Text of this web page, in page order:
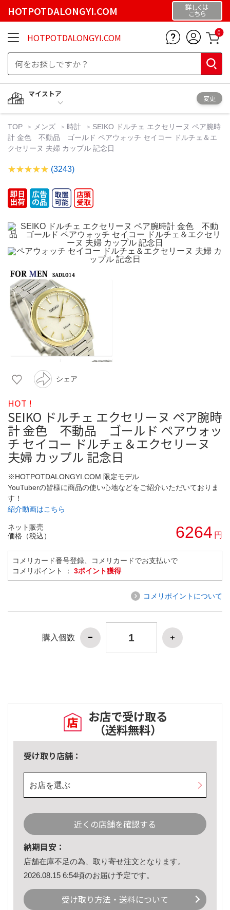
HOTPOTDALONGYI.COM 詳しくは
こちら
HOTPOTDALONGYI.COM 0
マイストア
変更
TOP メンズ 時計
SEIKO ドルチェ エクセリーヌ ペア腕時
計 金色 不動品 ゴールド ペアウォッチ セイコー ドルチェ＆エ
クセリーヌ 夫婦 カップル 記念日
(3243)
シェア
HOT !
SEIKO ドルチェ エクセリーヌ ペア腕時
計 金色 不動品 ゴールド ペアウォッ
チ セイコー ドルチェ＆エクセリーヌ
夫婦 カップル 記念日
※HOTPOTDALONGYI.COM 限定モデル
YouTuberの皆様に商品の使い心地などをご紹介いただいておりま
す！
紹介動画はこちら
ネット販売
価格（税込）
6264 円
コメリカード番号登録、コメリカードでお支払いで
コメリポイント ： 3ポイント獲得
コメリポイントについて
購入個数
お店で受け取る
（送料無料）
受け取り店舗：
お店を選ぶ
近くの店舗を確認する
納期目安：
店舗在庫不足の為、取り寄せ注文となります。
2026.08.15 6:54頃のお届け予定です。
受け取り方法・送料について